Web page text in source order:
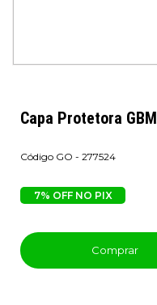
Capa Protetora
GO - 277524
7% OFF NO PIX
Comprar